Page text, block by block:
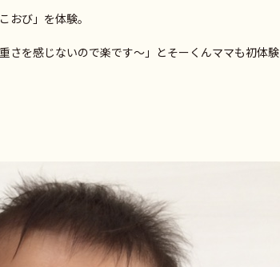
おび」を体験。
さを感じないので楽です～」とそーくんママも初体験